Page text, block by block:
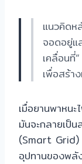
แนวคิดห
จอดอยู่แ
เคลื่อนที่
เพื่อสร้า
เมื่อยานพาหน
มันจะกลายเป็
(Smart Grid)
อุปทานของพลั